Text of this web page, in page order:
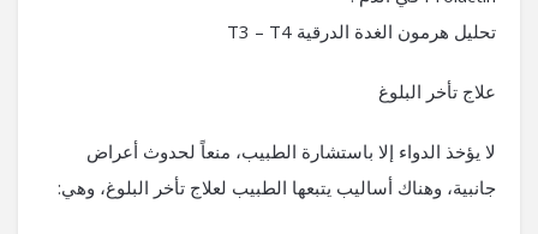
تحليل هرمون الغدة الدرقية T3 – T4
علاج تأخر البلوغ
لا يؤخذ الدواء إلا باستشارة الطبيب، منعاً لحدوث أعراض
جانبية، وهناك أساليب يتبعها الطبيب لعلاج تأخر البلوغ، وهي: